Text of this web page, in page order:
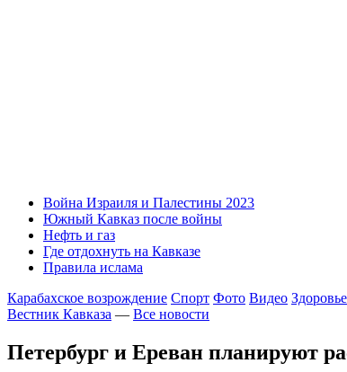
Война Израиля и Палестины 2023
Южный Кавказ после войны
Нефть и газ
Где отдохнуть на Кавказе
Правила ислама
Карабахское возрождение Спорт Фото Видео Здоровье
Вестник Кавказа — Все новости
Петербург и Ереван планируют